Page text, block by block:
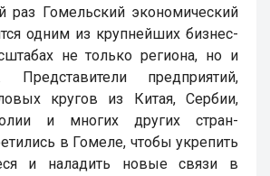
раз Гомельский экономический
одним из крупнейших бизнес-
не только региона, но и
предприятий,
кругов из Китая, Сербии,
и многих других стран-
в Гомеле, чтобы укрепить
и наладить новые связи в